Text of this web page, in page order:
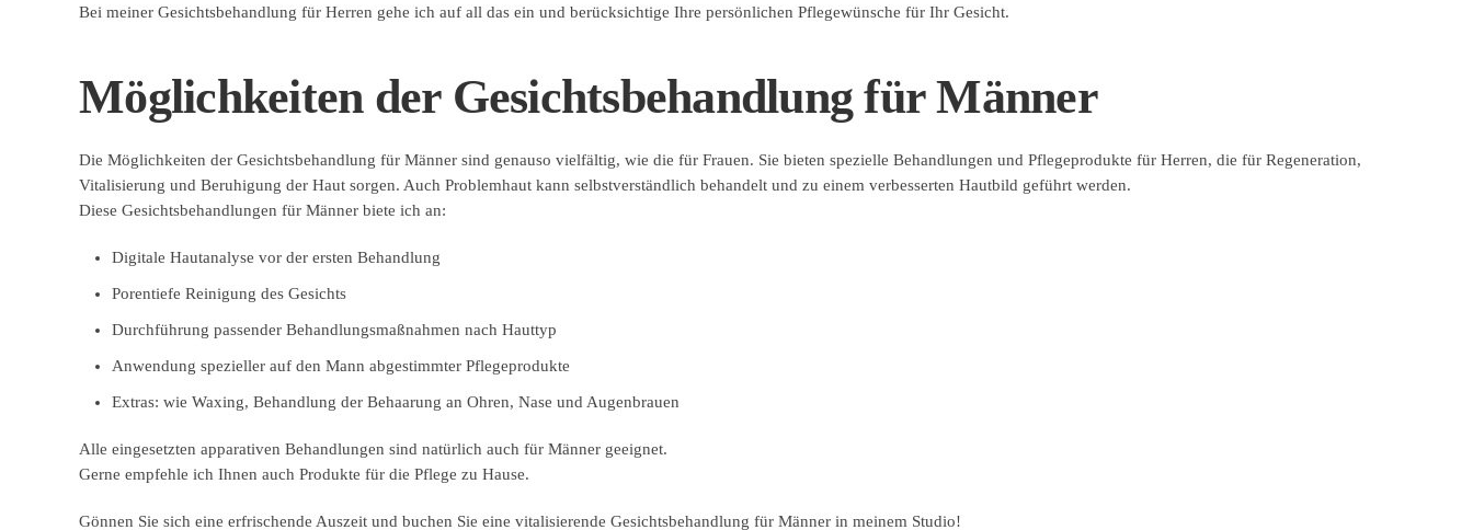
Bei meiner Gesichtsbehandlung für Herren gehe ich auf all das ein und berücksichtige Ihre persönlichen Pflegewünsche für Ihr Gesicht.
Möglichkeiten der Gesichtsbehandlung für Männer
Die Möglichkeiten der Gesichtsbehandlung für Männer sind genauso vielfältig, wie die für Frauen. Sie bieten spezielle Behandlungen und Pflegeprodukte für Herren, die für Regeneration,
Vitalisierung und Beruhigung der Haut sorgen. Auch Problemhaut kann selbstverständlich behandelt und zu einem verbesserten Hautbild geführt werden.
Diese Gesichtsbehandlungen für Männer biete ich an:
Digitale Hautanalyse vor der ersten Behandlung
Porentiefe Reinigung des Gesichts
Durchführung passender Behandlungsmaßnahmen nach Hauttyp
Anwendung spezieller auf den Mann abgestimmter Pflegeprodukte
Extras: wie Waxing, Behandlung der Behaarung an Ohren, Nase und Augenbrauen
Alle eingesetzten apparativen Behandlungen sind natürlich auch für Männer geeignet.
Gerne empfehle ich Ihnen auch Produkte für die Pflege zu Hause.
Gönnen Sie sich eine erfrischende Auszeit und buchen Sie eine vitalisierende Gesichtsbehandlung für Männer in meinem Studio!